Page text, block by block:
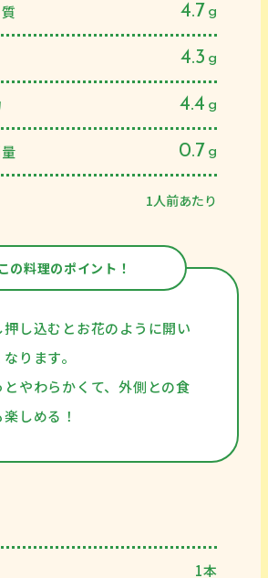
4.7 g
4.3 g
4.4 g
0.7 g
1人前あたり
この料理のポイント！
し込むとお花のように開い
ります。
やわらかくて、外側との食
しめる！
1本